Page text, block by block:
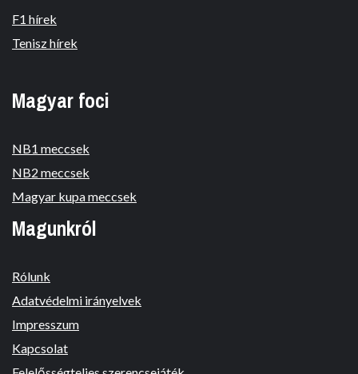
F1 hírek
Tenisz hírek
Magyar foci
NB1 meccsek
NB2 meccsek
Magyar kupa meccsek
Magunkról
Rólunk
Adatvédelmi irányelvek
Impresszum
Kapcsolat